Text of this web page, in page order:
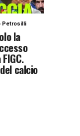
Petrosilli
la
calcio